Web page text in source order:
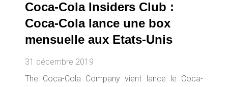
Coca-Cola Insiders Club :
Coca-Cola lance une box
mensuelle aux Etats-Unis
31 décembre 2019
The Coca-Cola Company vient lance le Coca-